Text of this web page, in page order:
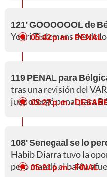
121' GOOOOOOL de
Youri Tielemans desde
05:42 p. m.- PENAL
119 PENAL para
tras una revisión del
juez otorgó penal para
05:27 p. m.-
108' Senegaal se lo
Habib Diarra tuvo la
pero mandó el balón
05:21 p. m.- FINAL